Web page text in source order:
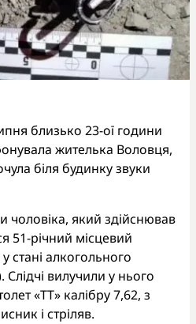
близько 23-ої години
жителька Воловця,
біля будинку звуки
чоловіка, який здійснював
51-річний місцевий
стані алкогольного
Слідчі вилучили у нього
«ТТ» калібру 7,62, з
і стріляв.